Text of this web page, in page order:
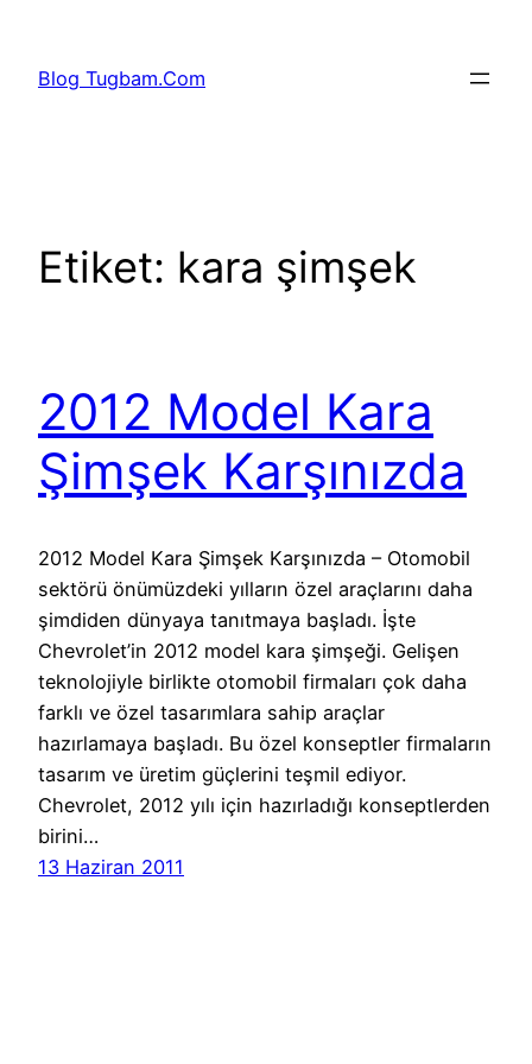
Blog Tugbam.Com
Etiket: kara şimşek
2012 Model Kara
Şimşek Karşınızda
2012 Model Kara Şimşek Karşınızda – Otomobil
sektörü önümüzdeki yılların özel araçlarını daha
şimdiden dünyaya tanıtmaya başladı. İşte
Chevrolet’in 2012 model kara şimşeği. Gelişen
teknolojiyle birlikte otomobil firmaları çok daha
farklı ve özel tasarımlara sahip araçlar
hazırlamaya başladı. Bu özel konseptler firmaların
tasarım ve üretim güçlerini teşmil ediyor.
Chevrolet, 2012 yılı için hazırladığı konseptlerden
birini…
13 Haziran 2011